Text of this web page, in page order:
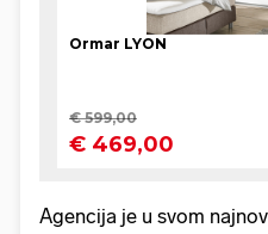
Agencija je u svom